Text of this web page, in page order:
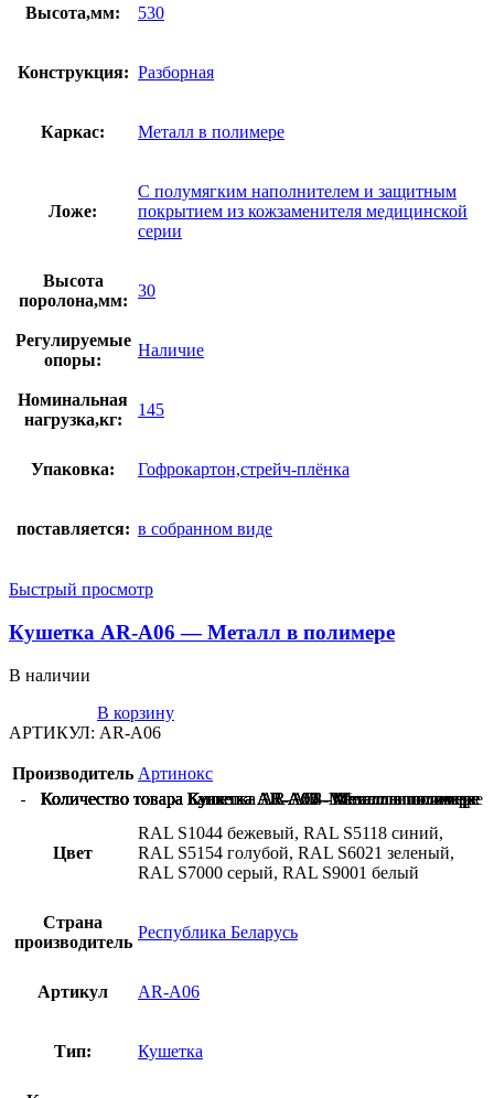
Количество товара Банкетка AR-A04 - Металл в полимере
Количество товара Банкетка AR-A08- Металл в полимере
Количество товара Кушетка AR-A09- Металл в полимере
Количество товара Кушетка AR-A05 - Металл в полимере
Высота,мм: 530
Конструкция: Разборная
Каркас: Металл в полимере
Ложе:
С полумягким наполнителем и защитным
покрытием из кожзаменителя медицинской
серии
Высота
поролона,мм:
30
Регулируемые
опоры:
Наличие
Номинальная
нагрузка,кг:
145
Упаковка: Гофрокартон,стрейч-плёнка
поставляется: в собранном виде
Быстрый просмотр
Кушетка AR-A06 — Металл в полимере
В наличии
Количество товара Кушетка AR-A06 - Металл в полимере
В корзину
АРТИКУЛ: AR-A06
Производитель Артинокс
Цвет
RAL S1044 бежевый, RAL S5118 синий,
RAL S5154 голубой, RAL S6021 зеленый,
RAL S7000 серый, RAL S9001 белый
Страна
производитель
Республика Беларусь
Артикул AR-A06
Тип: Кушетка
Количество товара Кушетка AR-A07 - Металл в полимере
Количество товара Кушетка AR-A10- Металл в полимере
Количество товара Кушетка AR-A61 - Металл в полимере
Количество товара Кушетка AR-A62 - Металл в полимере